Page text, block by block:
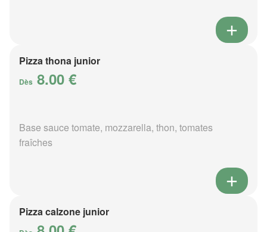
Pizza thona junior
Dès 8.00 €
Base sauce tomate, mozzarella, thon, tomates
fraîches
Pizza calzone junior